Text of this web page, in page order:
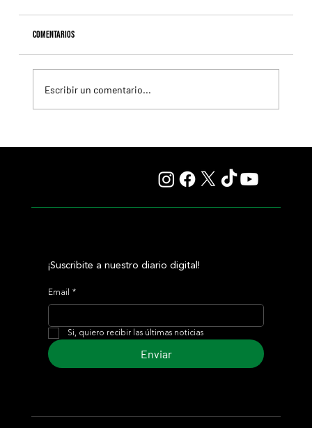
Comentarios
Escribir un comentario...
¡Suscribite a nuestro diario digital!
Email *
Si, quiero recibir las últimas noticias
Enviar